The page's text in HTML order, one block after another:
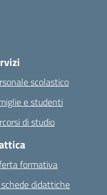
scolastico
e studenti
di studio
formativa
didattiche